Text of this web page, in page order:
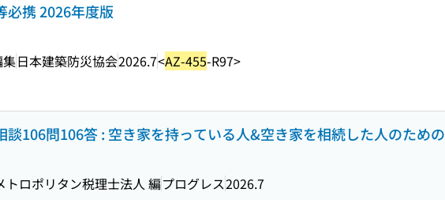
必携 2026年度版
日本建築防災協会2026.7<AZ-455-R97>
談106問106答 : 空き家を持っている人&空き家を相続した人のための
ロポリタン税理士法人 編プログレス2026.7